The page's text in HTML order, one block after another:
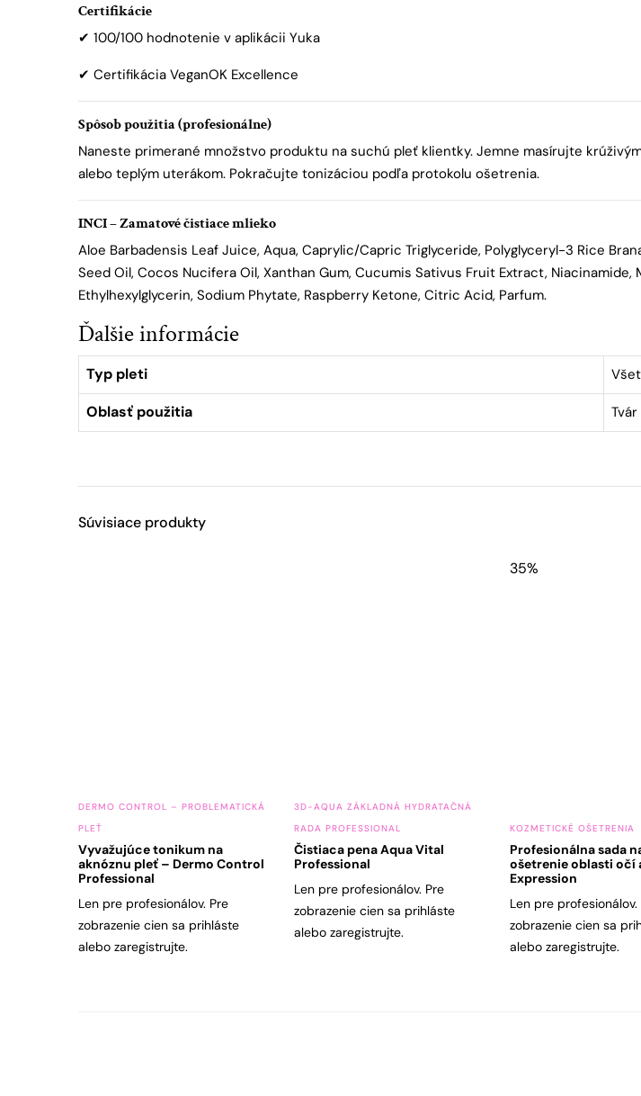
Certifikácie
✔ 100/100 hodnotenie v aplikácii Yuka
✔ Certifikácia VeganOK Excellence
Spôsob použitia (profesionálne)
Naneste primerané množstvo produktu na suchú pleť klientky. Jemne masírujte
alebo teplým uterákom. Pokračujte tonizáciou podľa protokolu ošetrenia.
INCI – Zamatové čistiace mlieko
Aloe Barbadensis Leaf Juice, Aqua, Caprylic/Capric Triglyceride, Polyglyceryl-3 Rice
Seed Oil, Cocos Nucifera Oil, Xanthan Gum, Cucumis Sativus Fruit Extract,
Ethylhexylglycerin, Sodium Phytate, Raspberry Ketone, Citric Acid, Parfum.
Ďalšie informácie
Typ pleti
Oblasť použitia Tvár
Súvisiace produkty
DERMO CONTROL – PROBLEMATICKÁ
PLEŤ
Vyvažujúce tonikum na
aknóznu pleť – Dermo Control
Professional
Len pre profesionálov. Pre
zobrazenie cien sa prihláste
alebo zaregistrujte.
3D-AQUA ZÁKLADNÁ HYDRATAČNÁ
RADA PROFESSIONAL
Čistiaca pena Aqua Vital
Professional
Len pre profesionálov. Pre
zobrazenie cien sa prihláste
alebo zaregistrujte.
35%
KOZMETICKÉ OŠETRENIA
Profesionálna sada
ošetrenie oblasti očí
Expression
Len pre profesionálov.
zobrazenie cien sa
alebo zaregistrujte.